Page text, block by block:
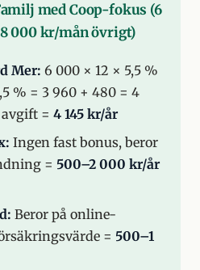
med Coop-fokus (6
000 kr/mån övrigt)
Mer: 6 000 × 12 × 5,5 %
% = 3 960 + 480 = 4
= 4 145 kr/år
Ingen fast bonus, beror
= 500–2 000 kr/år
Beror på online-
= 500–1